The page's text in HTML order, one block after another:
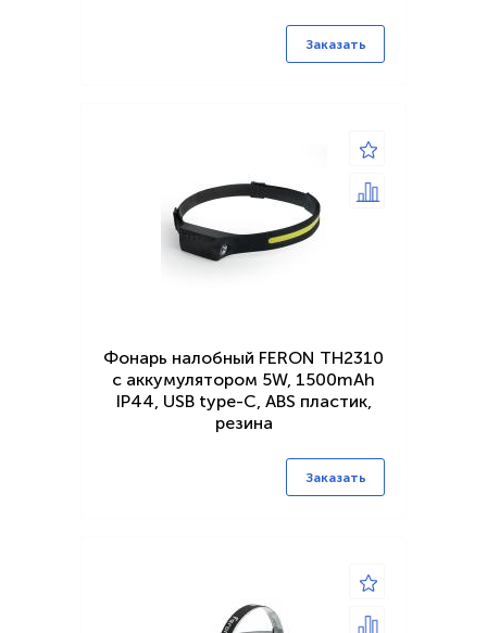
Заказать
Фонарь налобный FERON TH2310
c аккумулятором 5W, 1500mAh
IP44, USB type-C, ABS пластик,
резина
Заказать